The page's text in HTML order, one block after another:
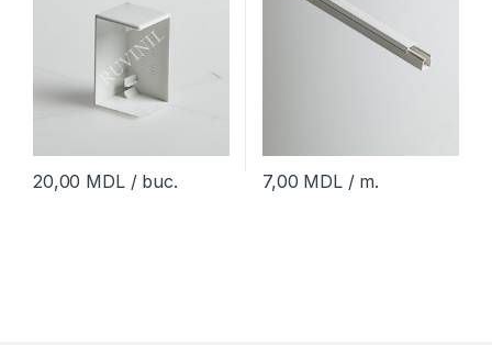
20,00 MDL/ buc. 7,00 MDL/ m.